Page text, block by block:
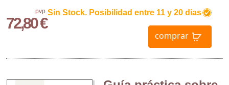
pvp.
72,80 €
Sin Stock. Posibilidad entre 11 y 20 dias
comprar